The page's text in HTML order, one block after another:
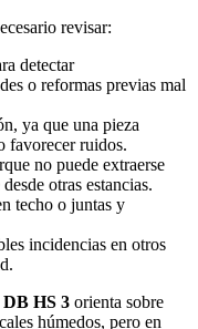
revisar:
detectar
o reformas previas mal
ya que una pieza
favorecer ruidos.
no puede extraerse
otras estancias.
techo o juntas y
incidencias en otros
HS 3 orienta sobre
húmedos, pero en